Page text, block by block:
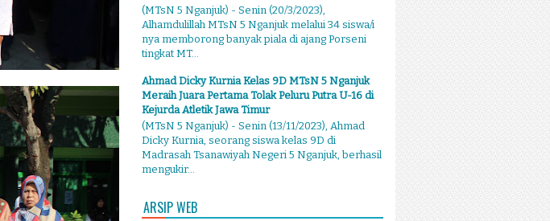
(MTsN 5 Nganjuk) - Senin (20/3/2023),
Alhamdulillah MTsN 5 Nganjuk melalui 34 siswa/i
nya memborong banyak piala di ajang Porseni
tingkat MT...
Ahmad Dicky Kurnia Kelas 9D MTsN 5 Nganjuk
Meraih Juara Pertama Tolak Peluru Putra U-16 di
Kejurda Atletik Jawa Timur
(MTsN 5 Nganjuk) - Senin (13/11/2023), Ahmad
Dicky Kurnia, seorang siswa kelas 9D di
Madrasah Tsanawiyah Negeri 5 Nganjuk, berhasil
mengukir...
ARSIP WEB